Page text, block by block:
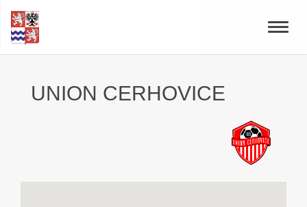
Toggle
UNION CERHOVICE